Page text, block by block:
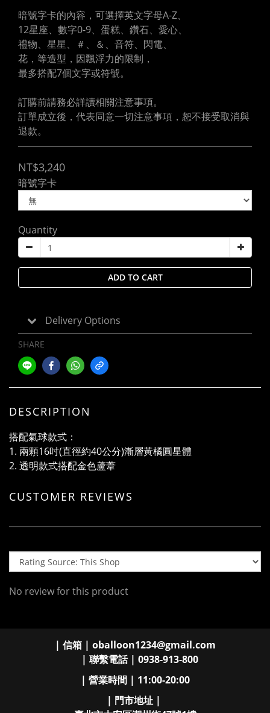
暗號字卡的內容，可選擇英文字母A-Z、
12星座、數字0-9、蛋糕、鑽石、愛心、
禮物、星星、＃、＆、音符、閃電、
花，等造型，因飄浮力的限制，
最多搭配7個文字或符號。
訂購前請務必詳讀相關注意事項。
訂單成立後，代表同意一切注意事項，恕不接受取消與
退款。
NT$3,240
暗號字卡
Quantity
ADD TO CART
Delivery Options
SHARE
DESCRIPTION
搭配氣球款式：
1. 兩顆16吋(直徑約40公分)漸層黃橘圓星體
2. 透明款式搭配金色蘆葦
CUSTOMER REVIEWS
No review for this product
| 信箱 | oballoon1234@gmail.com
| 聯繫電話 | 0938-913-800
| 營業時間 | 11:00-20:00
| 門市地址 |